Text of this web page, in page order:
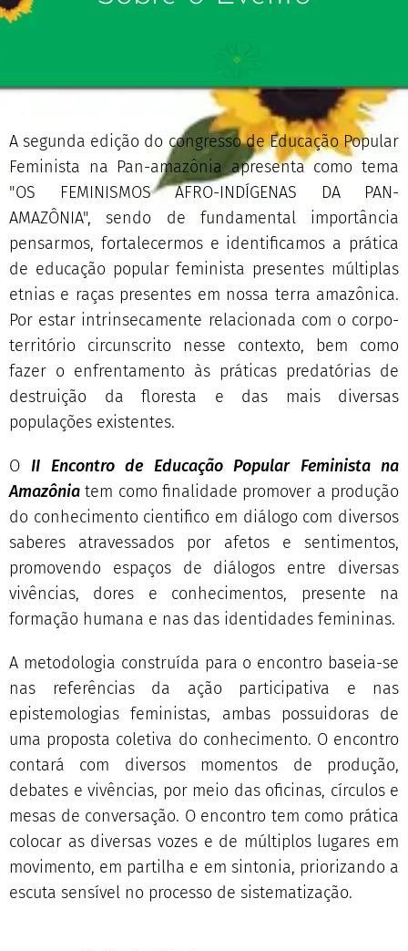
A segunda edição do congresso de Educação Popular
Feminista na Pan-amazônia apresenta como tema
"OS FEMINISMOS AFRO-INDÍGENAS DA PAN-
AMAZÔNIA", sendo de fundamental importância
pensarmos, fortalecermos e identificamos a prática
de educação popular feminista presentes múltiplas
etnias e raças presentes em nossa terra amazônica.
Por estar intrinsecamente relacionada com o corpo-
território circunscrito nesse contexto, bem como
fazer o enfrentamento às práticas predatórias de
destruição da floresta e das mais diversas
populações existentes.
OII Encontro de Educação Popular Feminista na
Amazônia tem como finalidade promover a produção
do conhecimento cientifico em diálogo com diversos
saberes atravessados por afetos e sentimentos,
promovendo espaços de diálogos entre diversas
vivências, dores e conhecimentos, presente na
formação humana e nas das identidades femininas.
A metodologia construída para o encontro baseia-se
nas referências da ação participativa e nas
epistemologias feministas, ambas possuidoras de
uma proposta coletiva do conhecimento. O encontro
contará com diversos momentos de produção,
debates e vivências, por meio das oficinas, círculos e
mesas de conversação. O encontro tem como prática
colocar as diversas vozes e de múltiplos lugares em
movimento, em partilha e em sintonia, priorizando a
escuta sensível no processo de sistematização.